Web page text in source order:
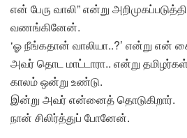
என் பேரு வாலி” என்று
வணங்கினேன்.
‘ஓ நீங்கதான் வாலியா..?’ என்று என்
அவர் தொட மாட்டாரா.. என்று
காலம் ஒன்று உண்டு.
இன்று அவர் என்னைத் தொடுகிறார்.
நான் சிலிர்த்துப் போனேன்.